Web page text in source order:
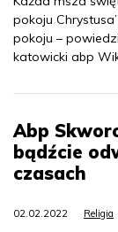
pokoju
pokoju –
katowicki abp
Abp
bądźcie
czasach
02.02.2022 Religia